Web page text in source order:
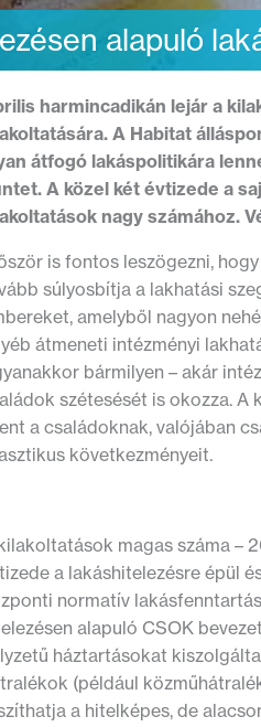
alapuló
harmincadikán lejár a
A Habitat
átfogó lakáspolitikára
A közel két évtizede a
nagy számához.
is fontos leszögezni,
súlyosbítja a lakhatási
amelyből nagyon
átmeneti intézményi
bármilyen – akár
szétesését is okozza.
a családoknak, valójában
következményeit.
magas száma –
a lakáshitelezésre épül
normatív
alapuló CSOK
háztartásokat
(például
a hitelképes, de